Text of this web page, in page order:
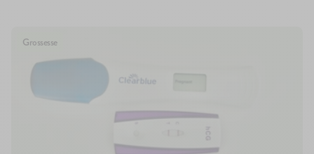
Grossesse